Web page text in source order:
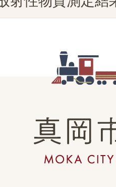
真
岡
市